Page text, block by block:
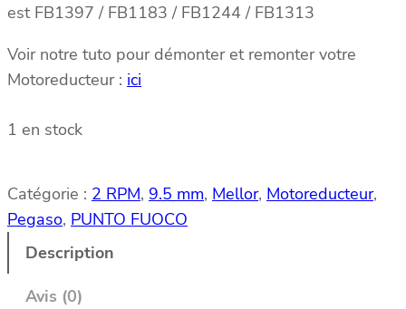
est FB1397 / FB1183 / FB1244 / FB1313
Voir notre tuto pour démonter et remonter votre
Motoreducteur : ici
1 en stock
Catégorie : 2 RPM, 9.5 mm, Mellor, Motoreducteur
Pegaso, PUNTO FUOCO
Description
Avis (0)